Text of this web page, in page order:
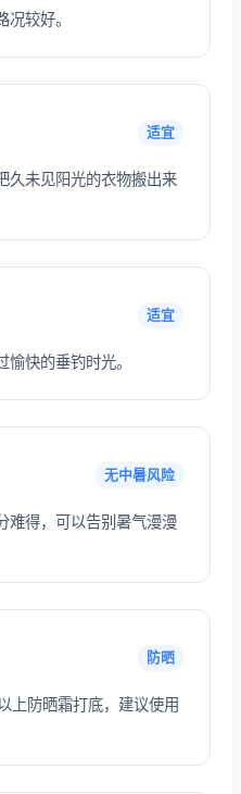
较好。
适宜
久未见阳光的衣物搬出来
适宜
快的垂钓时光。
无中暑风险
难得，可以告别暑气漫漫
防晒
上防晒霜打底，建议使用